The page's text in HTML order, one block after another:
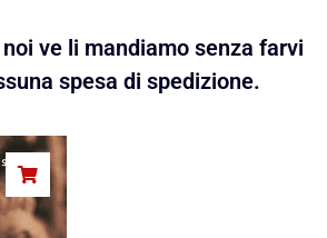
ve li mandiamo senza farvi
spesa di spedizione.